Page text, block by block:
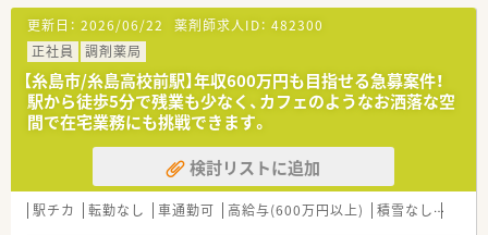
【法人特徴について】
■福岡県を中心に調剤薬局を2店舗展開するほか、ジェネリック
の卸売や菓子製造など多岐にわたる事業で経営基盤が安定して
います。
■今後も着実に新規開局を予定しており、地域住民が集う場所と
してのカフェ風店舗づくりなど、独自のビジョンを持っていま
す。
■頑張った方には昇給という形でしっかりと還元する方針を掲
げており、個人の努力を正当に評価して、給与に反映させていま
す。
更新日： 2026/06/22 薬剤師求人ID： 482300
正社員
調剤薬局
【糸島市/糸島高校前駅】年収600万円も目指せる急募案件！
駅から徒歩5分で残業も少なく、カフェのようなお洒落な空
間で在宅業務にも挑戦できます。
検討リストに追加
駅チカ 転勤なし 車通勤可 高給与(600万円以上) 積雪なし